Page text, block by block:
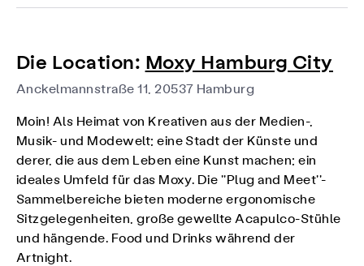
Die Location: Moxy Hamburg City
Anckelmannstraße 11, 20537 Hamburg
Moin! Als Heimat von Kreativen aus der Medien-,
Musik- und Modewelt; eine Stadt der Künste und
derer, die aus dem Leben eine Kunst machen; ein
ideales Umfeld für das Moxy. Die ''Plug and Meet''-
Sammelbereiche bieten moderne ergonomische
Sitzgelegenheiten, große gewellte Acapulco-Stühle
und hängende. Food und Drinks während der
Artnight.